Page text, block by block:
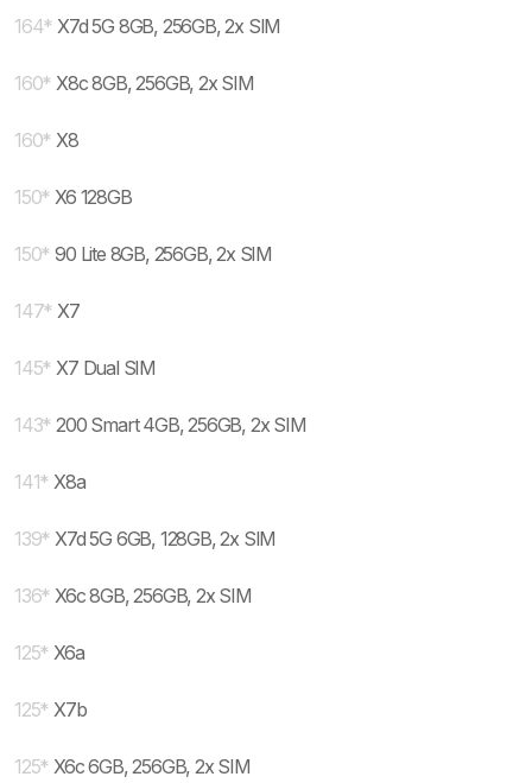
164* X7d 5G 8GB, 256GB, 2x SIM
160* X8c 8GB, 256GB, 2x SIM
160* X8
150* X6 128GB
150* 90 Lite 8GB, 256GB, 2x SIM
147* X7
145* X7 Dual SIM
143* 200 Smart 4GB, 256GB, 2x SIM
141* X8a
139* X7d 5G 6GB, 128GB, 2x SIM
136* X6c 8GB, 256GB, 2x SIM
125* X6a
125* X7b
125* X6c 6GB, 256GB, 2x SIM